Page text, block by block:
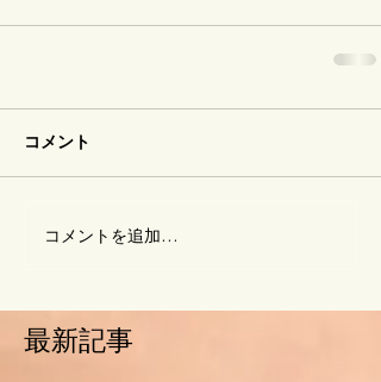
コメント
コメントを追加…
最新記事